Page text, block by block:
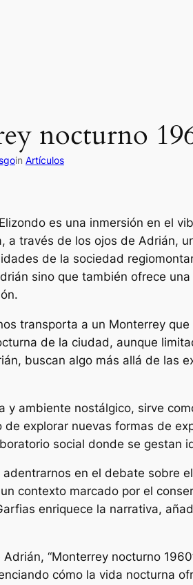
nocturno
in Artículos
es una inmersión en el
a través de los ojos de Adrián,
de la sociedad
sino que también ofrece
transporta a un Monterrey
de la ciudad, aunque
buscan algo más allá de las
y ambiente nostálgico, sirve
explorar nuevas formas de
social donde se gestan
en el debate sobre
contexto marcado por el
enriquece la narrativa,
“Monterrey nocturno
cómo la vida nocturna